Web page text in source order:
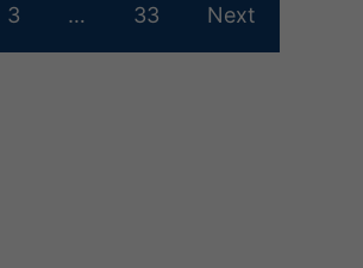
3 … 33 Next